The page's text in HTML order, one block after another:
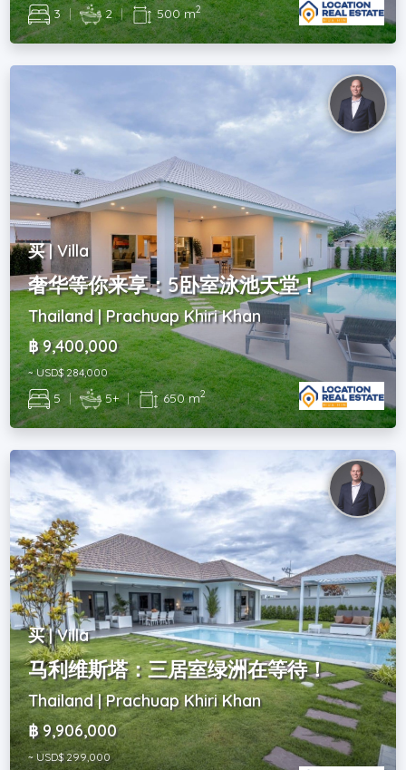
3 | 2 | 500 m2
买 | Villa
奢华等你来享：5卧室泳池天堂！
Thailand | Prachuap Khiri Khan
฿ 9,400,000
~ USD$ 284,000
5 | 5+ | 650 m2
买 | Villa
马利维斯塔：三居室绿洲在等待！
Thailand | Prachuap Khiri Khan
฿ 9,906,000
~ USD$ 299,000